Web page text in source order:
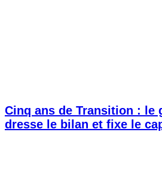
Cinq ans de Transition : le
dresse le bilan et fixe le